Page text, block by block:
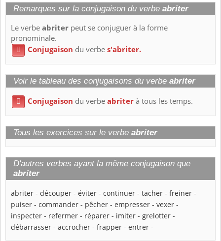
Remarques sur la conjugaison du verbe abriter
Le verbeabriter peut se conjuguer à la forme
pronominale.
 Conjugaison du verbes'abriter.
Voir le tableau des conjugaisons du verbe abriter
 Conjugaison du verbeabriterà tous les temps.
Tous les exercices sur le verbe abriter
D'autres verbes ayant la même conjugaison que
abriter
abriter - découper - éviter - continuer - tacher - freiner -
puiser - commander - pêcher - empresser - vexer -
inspecter - refermer - réparer - imiter - grelotter -
débarrasser - accrocher - frapper - entrer -